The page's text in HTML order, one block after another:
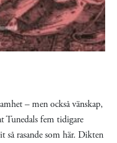
– men också vänskap,
Tunedals fem tidigare
rasande som här. Dikten